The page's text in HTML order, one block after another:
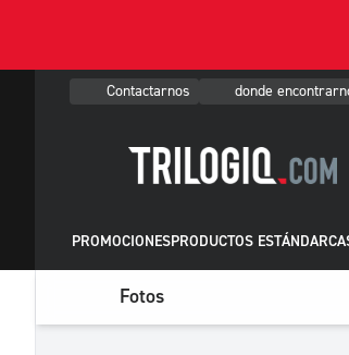
Contactarnos donde
PROMOCIONESPRODUCTOS ESTÁNDAR
Fotos